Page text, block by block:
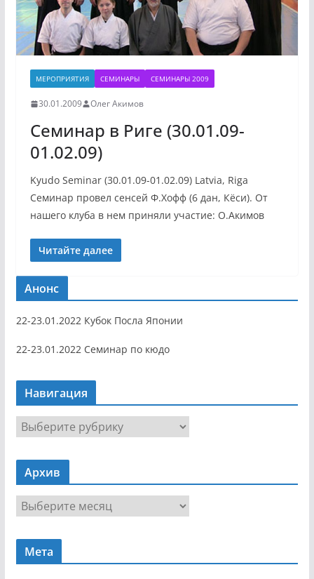
МЕРОПРИЯТИЯ СЕМИНАРЫ СЕМИНАРЫ 2009
30.01.2009 Олег Акимов
Семинар в Риге (30.01.09-
01.02.09)
Kyudo Seminar (30.01.09-01.02.09) Latvia, Riga
Семинар провел сенсей Ф.Хофф (6 дан, Кёси). От
нашего клуба в нем приняли участие: О.Акимов
Читайте далее
Анонс
22-23.01.2022 Кубок Посла Японии
22-23.01.2022 Семинар по кюдо
Навигация
Н
а
в
г
я
Архив
р
х
Мета